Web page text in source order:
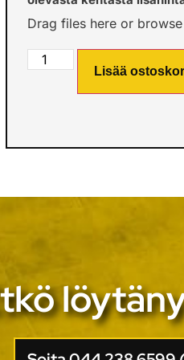
Drag files here or browse
Lisää